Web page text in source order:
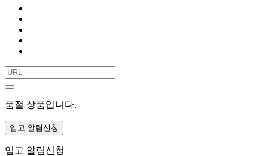
품절 상품입니다.
입고 알림신청
입고 알림신청